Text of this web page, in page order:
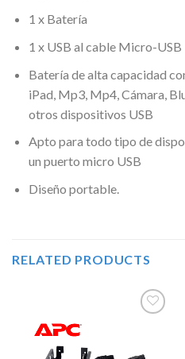
1 x Batería
1 x USB al cable Micro-USB
Batería de alta capacidad
iPad, Mp3, Mp4, Cámara,
otros dispositivos USB
Apto para todo tipo de
un puerto micro USB
Diseño portable.
RELATED PRODUCTS
Añadir